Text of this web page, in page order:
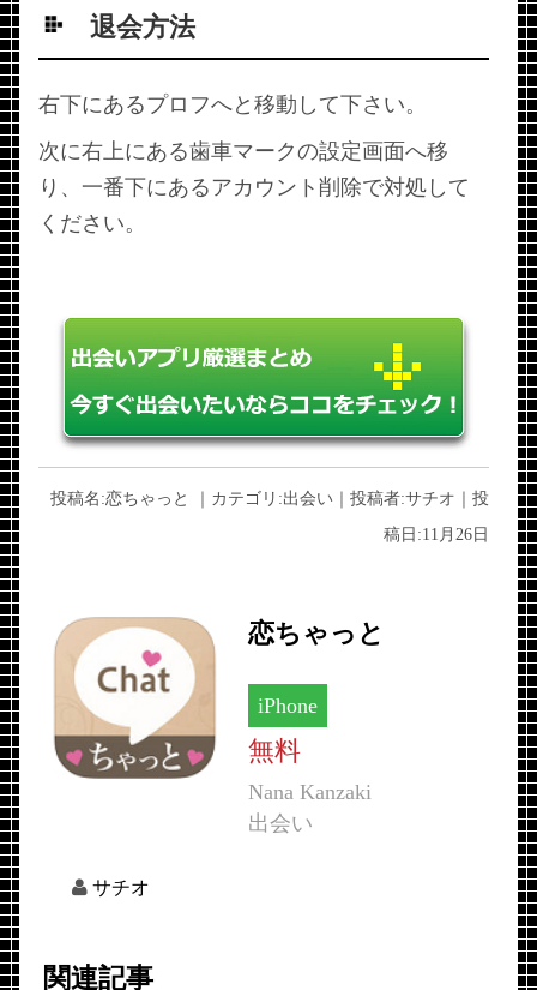
退会方法
右下にあるプロフへと移動して下さい。
次に右上にある歯車マークの設定画面へ移
り、一番下にあるアカウント削除で対処して
ください。
投稿名:恋ちゃっと ｜カテゴリ:出会い ｜投稿者:サチオ ｜投
稿日:11月26日
恋ちゃっと
iPhone
無料
Nana Kanzaki
出会い
サチオ
関連記事